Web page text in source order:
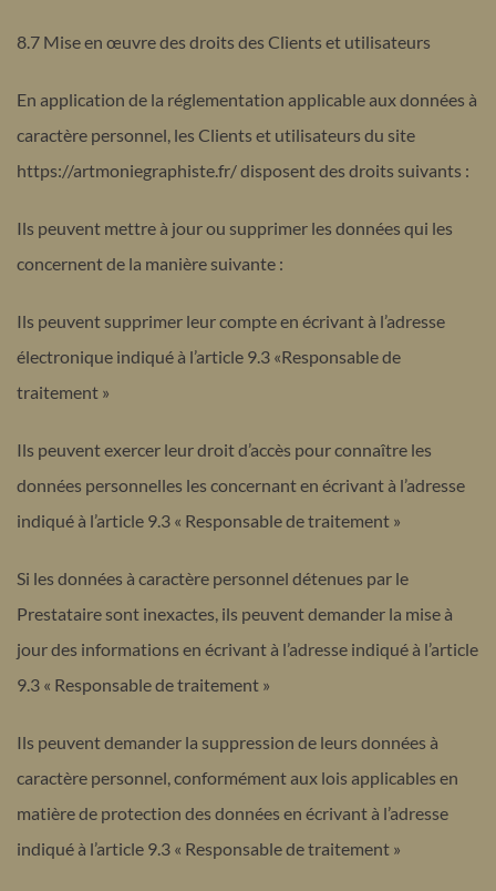
8.7 Mise en œuvre des droits des Clients et utilisateurs
En application de la réglementation applicable aux données à
caractère personnel, les Clients et utilisateurs du site
https://artmoniegraphiste.fr/ disposent des droits suivants :
Ils peuvent mettre à jour ou supprimer les données qui les
concernent de la manière suivante :
Ils peuvent supprimer leur compte en écrivant à l’adresse
électronique indiqué à l’article 9.3 «Responsable de
traitement »
Ils peuvent exercer leur droit d’accès pour connaître les
données personnelles les concernant en écrivant à l’adresse
indiqué à l’article 9.3 « Responsable de traitement »
Si les données à caractère personnel détenues par le
Prestataire sont inexactes, ils peuvent demander la mise à
jour des informations en écrivant à l’adresse indiqué à l’article
9.3 « Responsable de traitement »
Ils peuvent demander la suppression de leurs données à
caractère personnel, conformément aux lois applicables en
matière de protection des données en écrivant à l’adresse
indiqué à l’article 9.3 « Responsable de traitement »